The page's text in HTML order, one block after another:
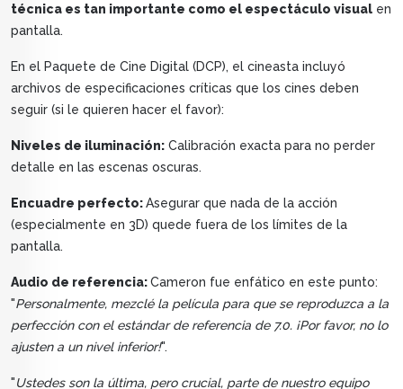
técnica es tan importante como el espectáculo visual en
pantalla.
En el Paquete de Cine Digital (DCP), el cineasta incluyó
archivos de especificaciones críticas que los cines deben
seguir (si le quieren hacer el favor):
Niveles de iluminación: Calibración exacta para no perder
detalle en las escenas oscuras.
Encuadre perfecto:Asegurar que nada de la acción
(especialmente en 3D) quede fuera de los límites de la
pantalla.
Audio de referencia:Cameron fue enfático en este punto:
"Personalmente, mezclé la película para que se reproduzca a la
perfección con el estándar de referencia de 7.0. ¡Por favor, no lo
ajusten a un nivel inferior!".
"Ustedes son la última, pero crucial, parte de nuestro equipo